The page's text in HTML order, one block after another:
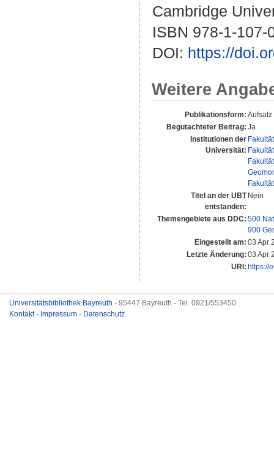
Cambridge
ISBN 978-1-107-
DOI: https://
Weitere
Publikationsform:
Begutachteter Beitrag: Ja
Institutionen der
Universität:
Titel an der UBT
entstanden:
Nein
Themengebiete aus DDC: 500
900
Eingestellt am: 03 Apr
Letzte Änderung: 03 Apr
URI: https://
Universitätsbibliothek Bayreuth - 95447 Bayreuth - Tel. 0921/553450
Kontakt- Impressum - Datenschutz